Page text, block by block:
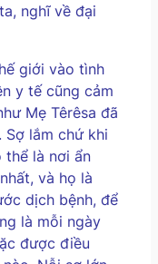
nghĩ về đại
giới vào tình
y tế cũng cảm
Mẹ Têrêsa đã
lắm chứ khi
thể là nơi ẩn
và họ là
dịch bệnh, để
là mỗi ngày
được điều